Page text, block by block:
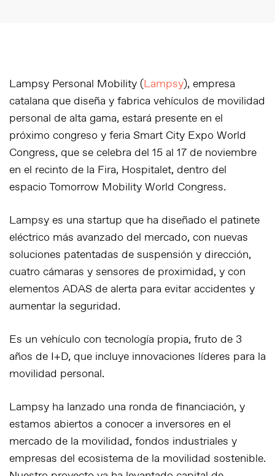
Lampsy Personal Mobility (Lampsy), empresa
catalana que diseña y fabrica vehículos de movilidad
personal de alta gama, estará presente en el
próximo congreso y feria Smart City Expo World
Congress, que se celebra del 15 al 17 de noviembre
en el recinto de la Fira, Hospitalet, dentro del
espacio Tomorrow Mobility World Congress.
Lampsy es una startup que ha diseñado el patinete
eléctrico más avanzado del mercado, con nuevas
soluciones patentadas de suspensión y dirección,
cuatro cámaras y sensores de proximidad, y con
elementos ADAS de alerta para evitar accidentes y
aumentar la seguridad.
Es un vehículo con tecnología propia, fruto de 3
años de I+D, que incluye innovaciones líderes para la
movilidad personal.
Lampsy ha lanzado una ronda de financiación, y
estamos abiertos a conocer a inversores en el
mercado de la movilidad, fondos industriales y
empresas del ecosistema de la movilidad sostenible.